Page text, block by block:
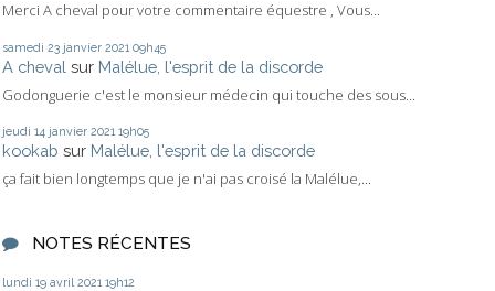
Merci A cheval pour votre commentaire équestre , Vous...
samedi 23 janvier 2021 09h45
A cheval sur Malélue, l'esprit de la discorde
Godonguerie c'est le monsieur médecin qui touche des sous...
jeudi 14 janvier 2021 19h05
kookab sur Malélue, l'esprit de la discorde
ça fait bien longtemps que je n'ai pas croisé la Malélue,...
NOTES RÉCENTES
lundi 19 avril 2021 19h12